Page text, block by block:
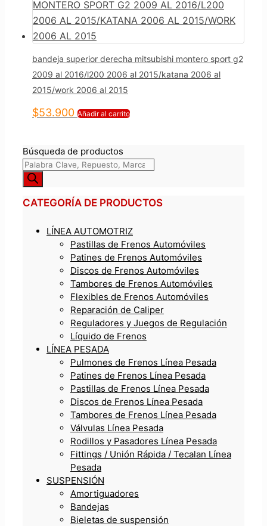
bandeja superior derecha mitsubishi montero sport g2
2009 al 2016/l200 2006 al 2015/katana 2006 al
2015/work 2006 al 2015
$53.900 Añadir al carrito
Búsqueda de productos
CATEGORÍA DE PRODUCTOS
LÍNEA AUTOMOTRIZ
Pastillas de Frenos Automóviles
Patines de Frenos Automóviles
Discos de Frenos Automóviles
Tambores de Frenos Automóviles
Flexibles de Frenos Automóviles
Reparación de Caliper
Reguladores y Juegos de Regulación
Líquido de Frenos
LÍNEA PESADA
Pulmones de Frenos Línea Pesada
Patines de Frenos Línea Pesada
Pastillas de Frenos Línea Pesada
Discos de Frenos Línea Pesada
Tambores de Frenos Línea Pesada
Válvulas Línea Pesada
Rodillos y Pasadores Línea Pesada
Fittings / Unión Rápida / Tecalan Línea
Pesada
SUSPENSIÓN
Amortiguadores
Bandejas
Bieletas de suspensión